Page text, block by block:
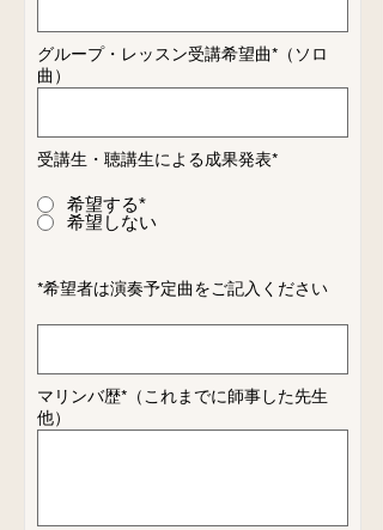
グループ・レッスン受講希望曲*（ソロ
曲）
受講生・聴講生による成果発表*
希望する*
希望しない
​*希望者は演奏予定曲をご記入ください
​マリンバ歴*（これまでに師事した先生
他）